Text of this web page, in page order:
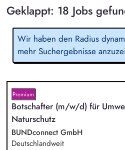
Geklappt: 18 Jobs
Wir haben den Radius
mehr Suchergebnisse
Premium
Botschafter (m/w/d) für
Naturschutz
BUNDconnect GmbH
Deutschlandweit